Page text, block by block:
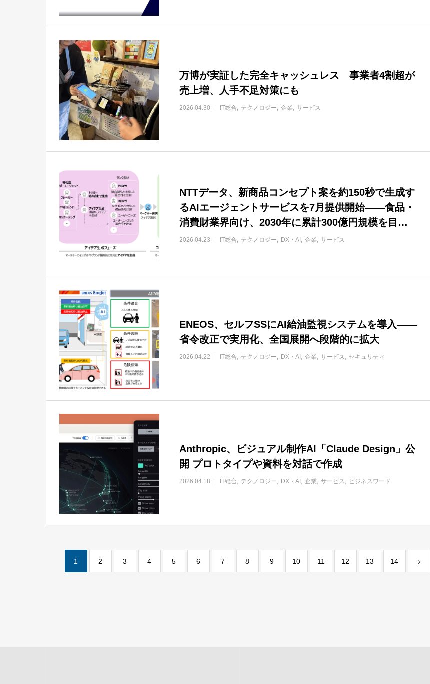
万博が実証した完全キャッシュレス 事業者4割超が
売上増、人手不足対策にも
2026.04.30 IT総合 テクノロジー 企業 サービス
NTTデータ、新商品コンセプト案を約150秒で生成す
るAIエージェントサービスを7月提供開始——食品・
消費財業界向け、2030年に累計300億円規模を目指
す
2026.04.23 IT総合 テクノロジー DX・AI 企業 サービス
ENEOS、セルフSSにAI給油監視システムを導入——
省令改正で実用化、全国展開へ段階的に拡大
2026.04.22 IT総合 テクノロジー DX・AI 企業 サービス セキュリティ
Anthropic、ビジュアル制作AI「Claude Design」公
開 プロトタイプや資料を対話で作成
2026.04.18 IT総合 テクノロジー DX・AI 企業 サービス ビジネスワード
1 2 3 4 5 6 7 8 9 10 11 12 13 14